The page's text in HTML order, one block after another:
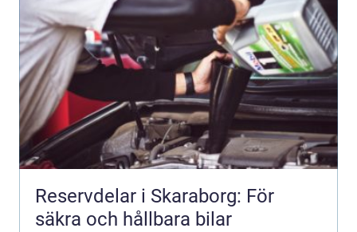
Reservdelar i Skaraborg: För
säkra och hållbara bilar